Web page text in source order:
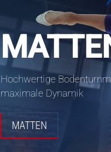
MATTEN
Hochwertige
maximale Dynamik